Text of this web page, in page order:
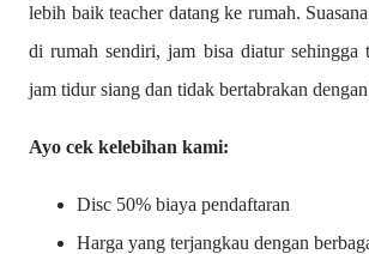
lebih baik teacher datang ke rumah.
di rumah sendiri, jam bisa diatur sehingga
jam tidur siang dan tidak bertabrakan
Ayo cek kelebihan kami:
Disc 50% biaya pendaftaran
Harga yang terjangkau dengan